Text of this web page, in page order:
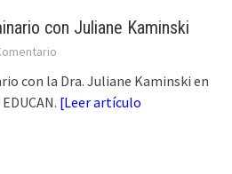
con Juliane Kaminski
con la Dra. Juliane Kaminski en
[Leer artículo